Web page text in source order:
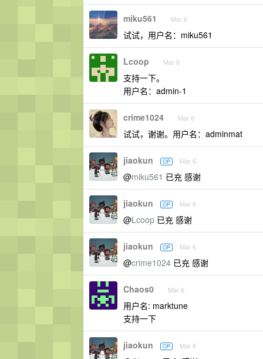
miku561 Mar 6
试试，用户名：miku561
Lcoop Mar 6
支持一下。
用户名：admin-1
crime1024 Mar 6
试试，谢谢。用户名：adminmat
jiaokun OP Mar 6
@miku561 已充 感谢
jiaokun OP Mar 6
@Lcoop 已充 感谢
jiaokun OP Mar 6
@crime1024 已充 感谢
Chaos0 Mar 6
用户名: marktune
支持一下
jiaokun OP Mar 6